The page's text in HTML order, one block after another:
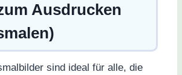
Ausdrucken
sind ideal für alle, die